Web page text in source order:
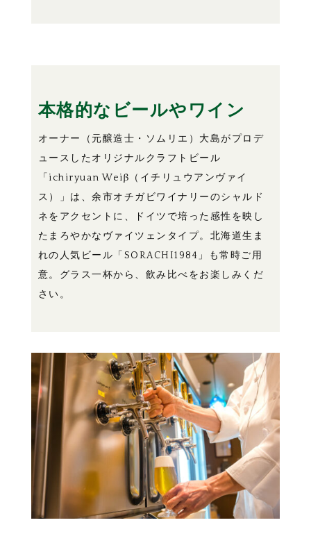
本格的なビールやワイン
オーナー（元醸造士・ソムリエ）大島がプロデ
ュースしたオリジナルクラフトビール
「ichiryuan Weiβ（イチリュウアンヴァイ
ス）」は、余市オチガビワイナリーのシャルド
ネをアクセントに、ドイツで培った感性を映し
たまろやかなヴァイツェンタイプ。北海道生ま
れの人気ビール「SORACHI1984」も常時ご用
意。グラス一杯から、飲み比べをお楽しみくだ
さい。